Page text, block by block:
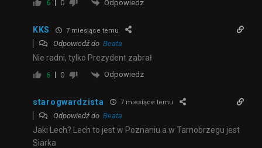
6 0 Odpowiedz
KKS 7 miesiące temu
Odpowiedź do Beata
Nie radni, tylko Prezydent zabrał
6 0 Odpowiedz
starogwardzista 7 miesiące temu
Odpowiedź do Beata
Jaki Lech? Lech to jest w Poznaniu a w Tarnobrzegu jest
Siarka